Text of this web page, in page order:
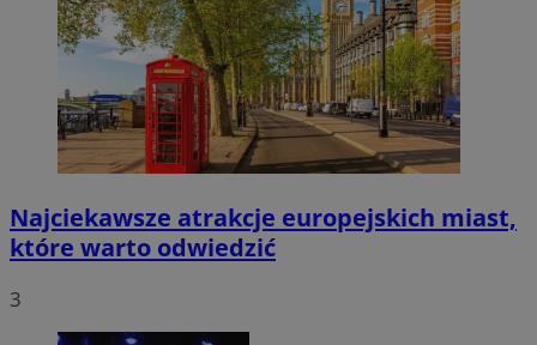
Najciekawsze atrakcje europejskich miast,
które warto odwiedzić
3